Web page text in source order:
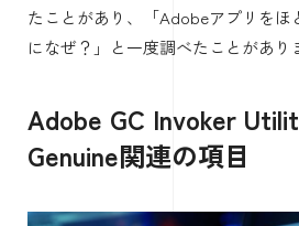
たことがあり、「Adobeアプリをほ
になぜ？」と一度調べたことがあり
Adobe GC Invoker
Genuine関連の項目